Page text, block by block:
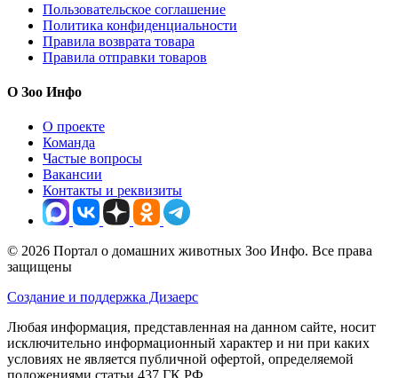
Пользовательское соглашение
Политика конфиденциальности
Правила возврата товара
Правила отправки товаров
О Зоо Инфо
О проекте
Команда
Частые вопросы
Вакансии
Контакты и реквизиты
© 2026 Портал о домашних животных Зоо Инфо. Все права
защищены
Создание и поддержка Дизаерс
Любая информация, представленная на данном сайте, носит
исключительно информационный характер и ни при каких
условиях не является публичной офертой, определяемой